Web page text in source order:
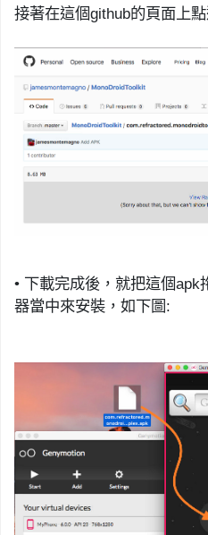
接著在這個github的頁面上
• 下載完成後，就把這個apk
器當中來安裝，如下圖: